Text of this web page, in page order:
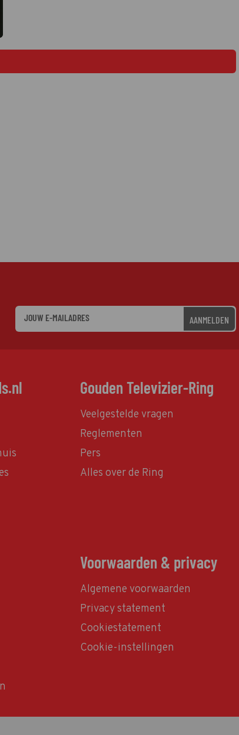
AANMELDEN
Gouden Televizier-Ring
Veelgestelde vragen
Reglementen
Pers
Alles over de Ring
Voorwaarden & privacy
Algemene voorwaarden
Privacy statement
Cookiestatement
Cookie-instellingen